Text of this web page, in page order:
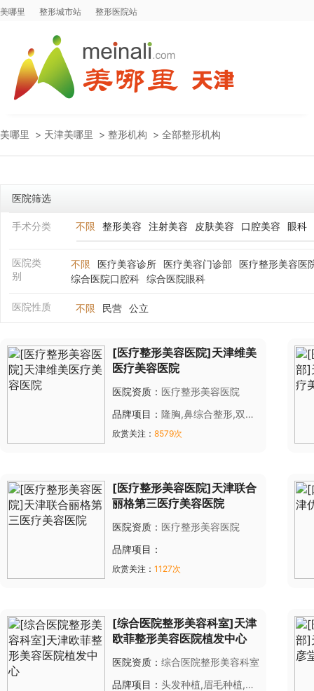
美哪里 整形城市站 整形医院站
美哪里 > 天津美哪里 > 整形机构 > 全部整形机构
医院筛选
手术分类 不限 整形美容 注射美容 皮肤美容 口腔美容 眼科
医院类
别
不限 医疗美容诊所 医疗美容门诊部
医疗整形美容医
综合医院口腔科
综合医院眼科
医院性质 不限 民营 公立
[医疗整形美容医院]天津维美
医疗美容医院
医院资质： 医疗整形美容医院
品牌项目： 隆胸,鼻综合整形,双眼
皮,自体脂肪,胎记,雀斑,黄褐斑,光
欣赏关注： 8579次
[医疗整形美容医院]天津联合
丽格第三医疗美容医院
医院资质： 医疗整形美容医院
品牌项目：
欣赏关注： 1127次
[综合医院整形美容科室]天津
欧菲整形美容医院植发中心
医院资质： 综合医院整形美容科室
品牌项目： 头发种植,眉毛种植,鬓